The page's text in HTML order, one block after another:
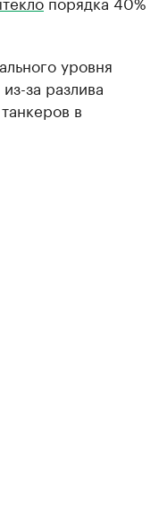
уровня
за разлива
в